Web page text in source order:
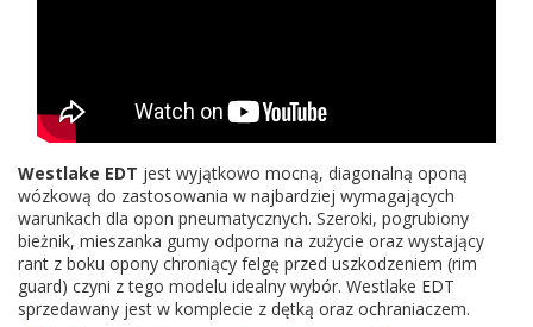
Westlake EDT jest wyjątkowo mocną, diagonalną oponą
wózkową do zastosowania w najbardziej wymagających
warunkach dla opon pneumatycznych. Szeroki, pogrubiony
bieżnik, mieszanka gumy odporna na zużycie oraz wystający
rant z boku opony chroniący felgę przed uszkodzeniem (rim
guard) czyni z tego modelu idealny wybór. Westlake EDT
sprzedawany jest w komplecie z dętką oraz ochraniaczem.